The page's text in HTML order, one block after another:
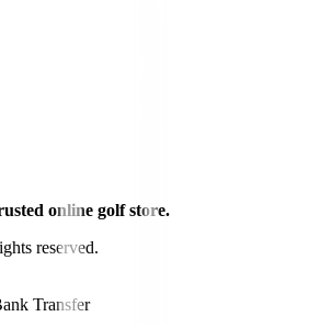
online golf store.
reserved.
Transfer